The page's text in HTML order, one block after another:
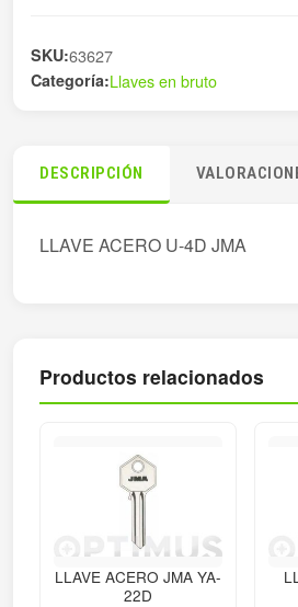
cantidad
SKU:63627
Categoría:Llaves en bruto
DESCRIPCIÓN
LLAVE ACERO U-4D JMA
Productos relacionados
LLAVE ACERO JMA YA-
22D